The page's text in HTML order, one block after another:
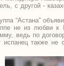
с другой -
“Астана”
не из любви
ведь по
испанец также